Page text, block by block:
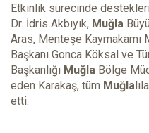
Etkinlik sürecinde
Dr. İdris Akbıyık, Muğla
Aras, Menteşe
Başkanı Gonca Köksal ve
Başkanlığı Muğla Bölge
eden Karakaş, tüm Muğla
etti.